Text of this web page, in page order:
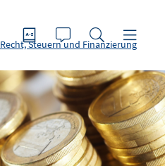
Recht, Steuern und Finanzierung